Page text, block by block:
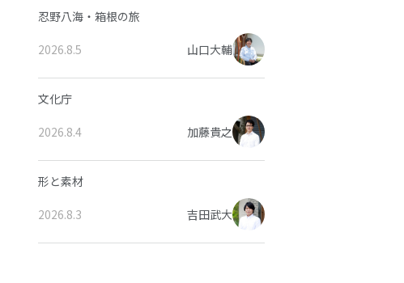
忍野八海・箱根の旅
2026.8.5 山口大輔
文化庁
2026.8.4 加藤貴之
形と素材
2026.8.3 吉田武大